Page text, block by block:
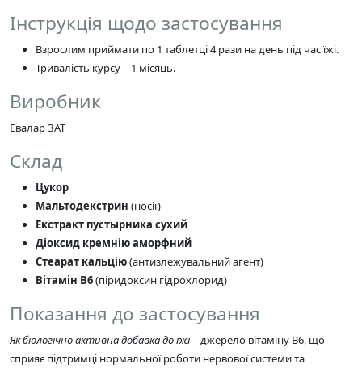
Інструкція щодо застосування
Взрослим приймати по 1 таблетці 4 рази на день під час їжі.
Тривалість курсу – 1 місяць.
Виробник
Евалар ЗАТ
Склад
Цукор
Мальтодекстрин (носії)
Екстракт пустырника сухий
Діоксид кремнію аморфний
Стеарат кальцію(антизлежувальний агент)
Вітамін В6(піридоксин гідрохлорид)
Показання до застосування
Як біологічно активна добавка до їжі– джерело вітаміну В6, що
сприяє підтримці нормальної роботи нервової системи та